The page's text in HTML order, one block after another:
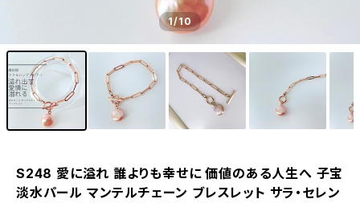
1/10
S248 愛に溢れ 誰よりも幸せに 価値のある人生へ 子宝
淡水パール マンテルチェーン ブレスレット サラ・セレン